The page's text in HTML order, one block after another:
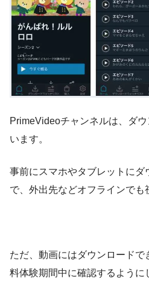
PrimeVideoチャンネルは、ダ
います。
事前にスマホやタブレットにダ
で、外出先などオフラインでも
ただ、動画にはダウンロード
料体験期間中に確認するように